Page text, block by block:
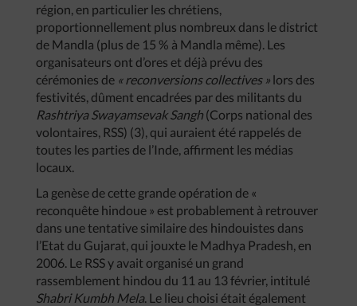
région, en particulier les chrétiens,
proportionnellement plus nombreux dans le district
de Mandla (plus de 15 % à Mandla même). Les
organisateurs ont d’ores et déjà prévu des
cérémonies de « reconversions collectives » lors des
festivités, dûment encadrées par des militants du
Rashtriya Swayamsevak Sangh (Corps national des
volontaires, RSS) (3), qui auraient été rappelés de
toutes les parties de l’Inde, affirment les médias
locaux.
La genèse de cette grande opération de «
reconquête hindoue » est probablement à retrouver
dans une tentative similaire des hindouistes dans
l’Etat du Gujarat, qui jouxte le Madhya Pradesh, en
2006. Le RSS y avait organisé un grand
rassemblement hindou du 11 au 13 février, intitulé
Shabri Kumbh Mela. Le lieu choisi était également